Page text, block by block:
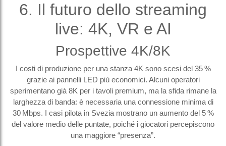
6. Il futuro dello streaming
live: 4K, VR e AI
Prospettive 4K/8K
I costi di produzione per una stanza 4K sono scesi del 35 %
grazie ai pannelli LED più economici. Alcuni operatori
sperimentano già 8K per i tavoli premium, ma la sfida rimane la
larghezza di banda: è necessaria una connessione minima di
30 Mbps. I casi pilota in Svezia mostrano un aumento del 5 %
del valore medio delle puntate, poiché i giocatori percepiscono
una maggiore “presenza”.